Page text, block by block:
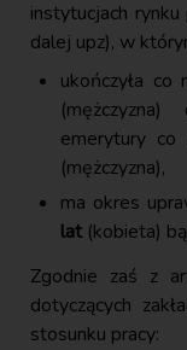
instytucjach
dalej upz), w
ukończyła co
emerytury co
(mężczyzna),
ma okres
lat (kobieta)
Zgodnie zaś z
dotyczących
stosunku pracy: